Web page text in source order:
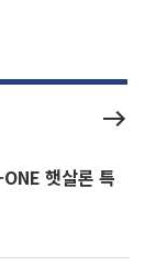
고 분노를 감추지 못
국제적인 망신이냐”
판에게 접근한 것 자체
라고 목소리를 높였다
실한 것”이라며 “이 세
햇살론 특